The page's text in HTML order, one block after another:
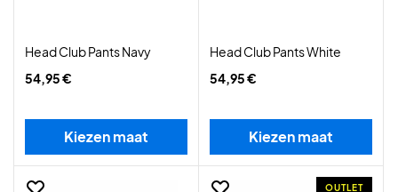
Head Club Pants Navy
54,95 €
Kiezen maat
Head Club Pants White
54,95 €
Kiezen maat
OUTLET